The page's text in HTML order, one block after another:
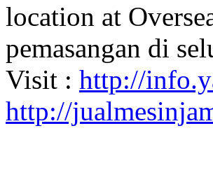
location at
pemasangan di
Visit : http://
http://